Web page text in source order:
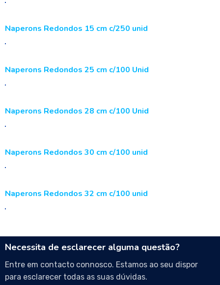
Naperons Redondos 15 cm c/250 unid
Naperons Redondos 25 cm c/100 Unid
Naperons Redondos 28 cm c/100 Unid
Naperons Redondos 30 cm c/100 unid
Naperons Redondos 32 cm c/100 unid
Necessita de esclarecer alguma questão?
Entre em contacto connosco. Estamos ao seu dispor
para esclarecer todas as suas dúvidas.